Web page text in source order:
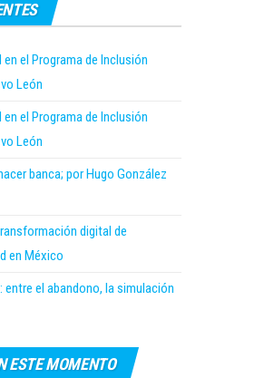
el Programa de Inclusión
León
el Programa de Inclusión
León
banca; por Hugo González
digital de
en México
entre el abandono, la simulación
ESTE MOMENTO